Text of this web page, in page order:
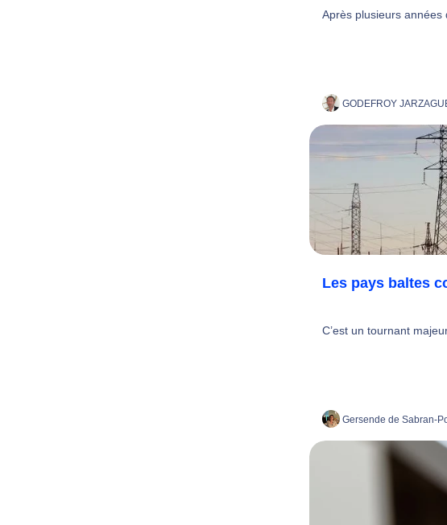
Après plusieurs années
GODEFROY
Les pays baltes
C’est un tournant
Gersende de Sabran-